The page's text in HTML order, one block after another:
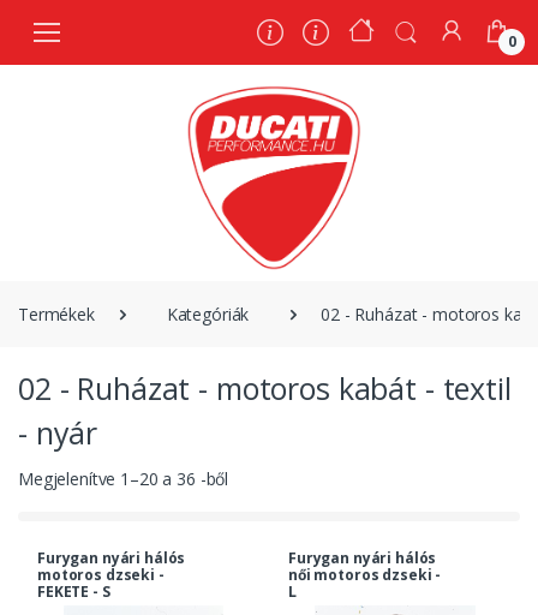
0
Termékek Kategóriák 02 - Ruházat - motoros
02 - Ruházat - motoros kabát - textil
- nyár
Megjelenítve 1 –20 a 36 -ből
Furygan nyári hálós
motoros dzseki -
FEKETE - S
Furygan nyári hálós
női motoros dzseki -
L
0